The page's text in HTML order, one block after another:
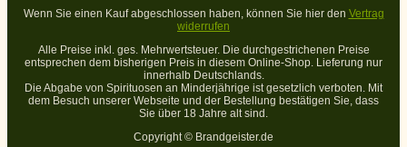
Wenn Sie einen Kauf abgeschlossen haben, können Sie hier den Vertrag
widerrufen
Alle Preise inkl. ges. Mehrwertsteuer. Die durchgestrichenen Preise
entsprechen dem bisherigen Preis in diesem Online-Shop. Lieferung nur
innerhalb Deutschlands.
Die Abgabe von Spirituosen an Minderjährige ist gesetzlich verboten. Mit
dem Besuch unserer Webseite und der Bestellung bestätigen Sie, dass
Sie über 18 Jahre alt sind.
Copyright © Brandgeister.de